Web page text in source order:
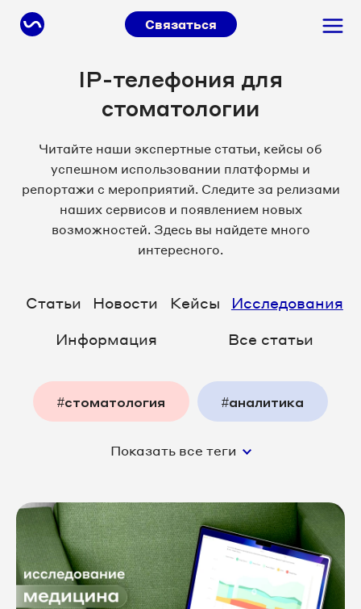
Связаться
IP-телефония для
стоматологии
Читайте наши экспертные статьи, кейсы об
успешном использовании платформы и
репортажи с мероприятий. Следите за релизами
наших сервисов и появлением новых
возможностей. Здесь вы найдете много
интересного.
Статьи Новости Кейсы
Исследования
Информация
Все статьи
#стоматология #аналитика
#экспертиза #недвижимость
#медицина
#функции_платформы
Показать все теги